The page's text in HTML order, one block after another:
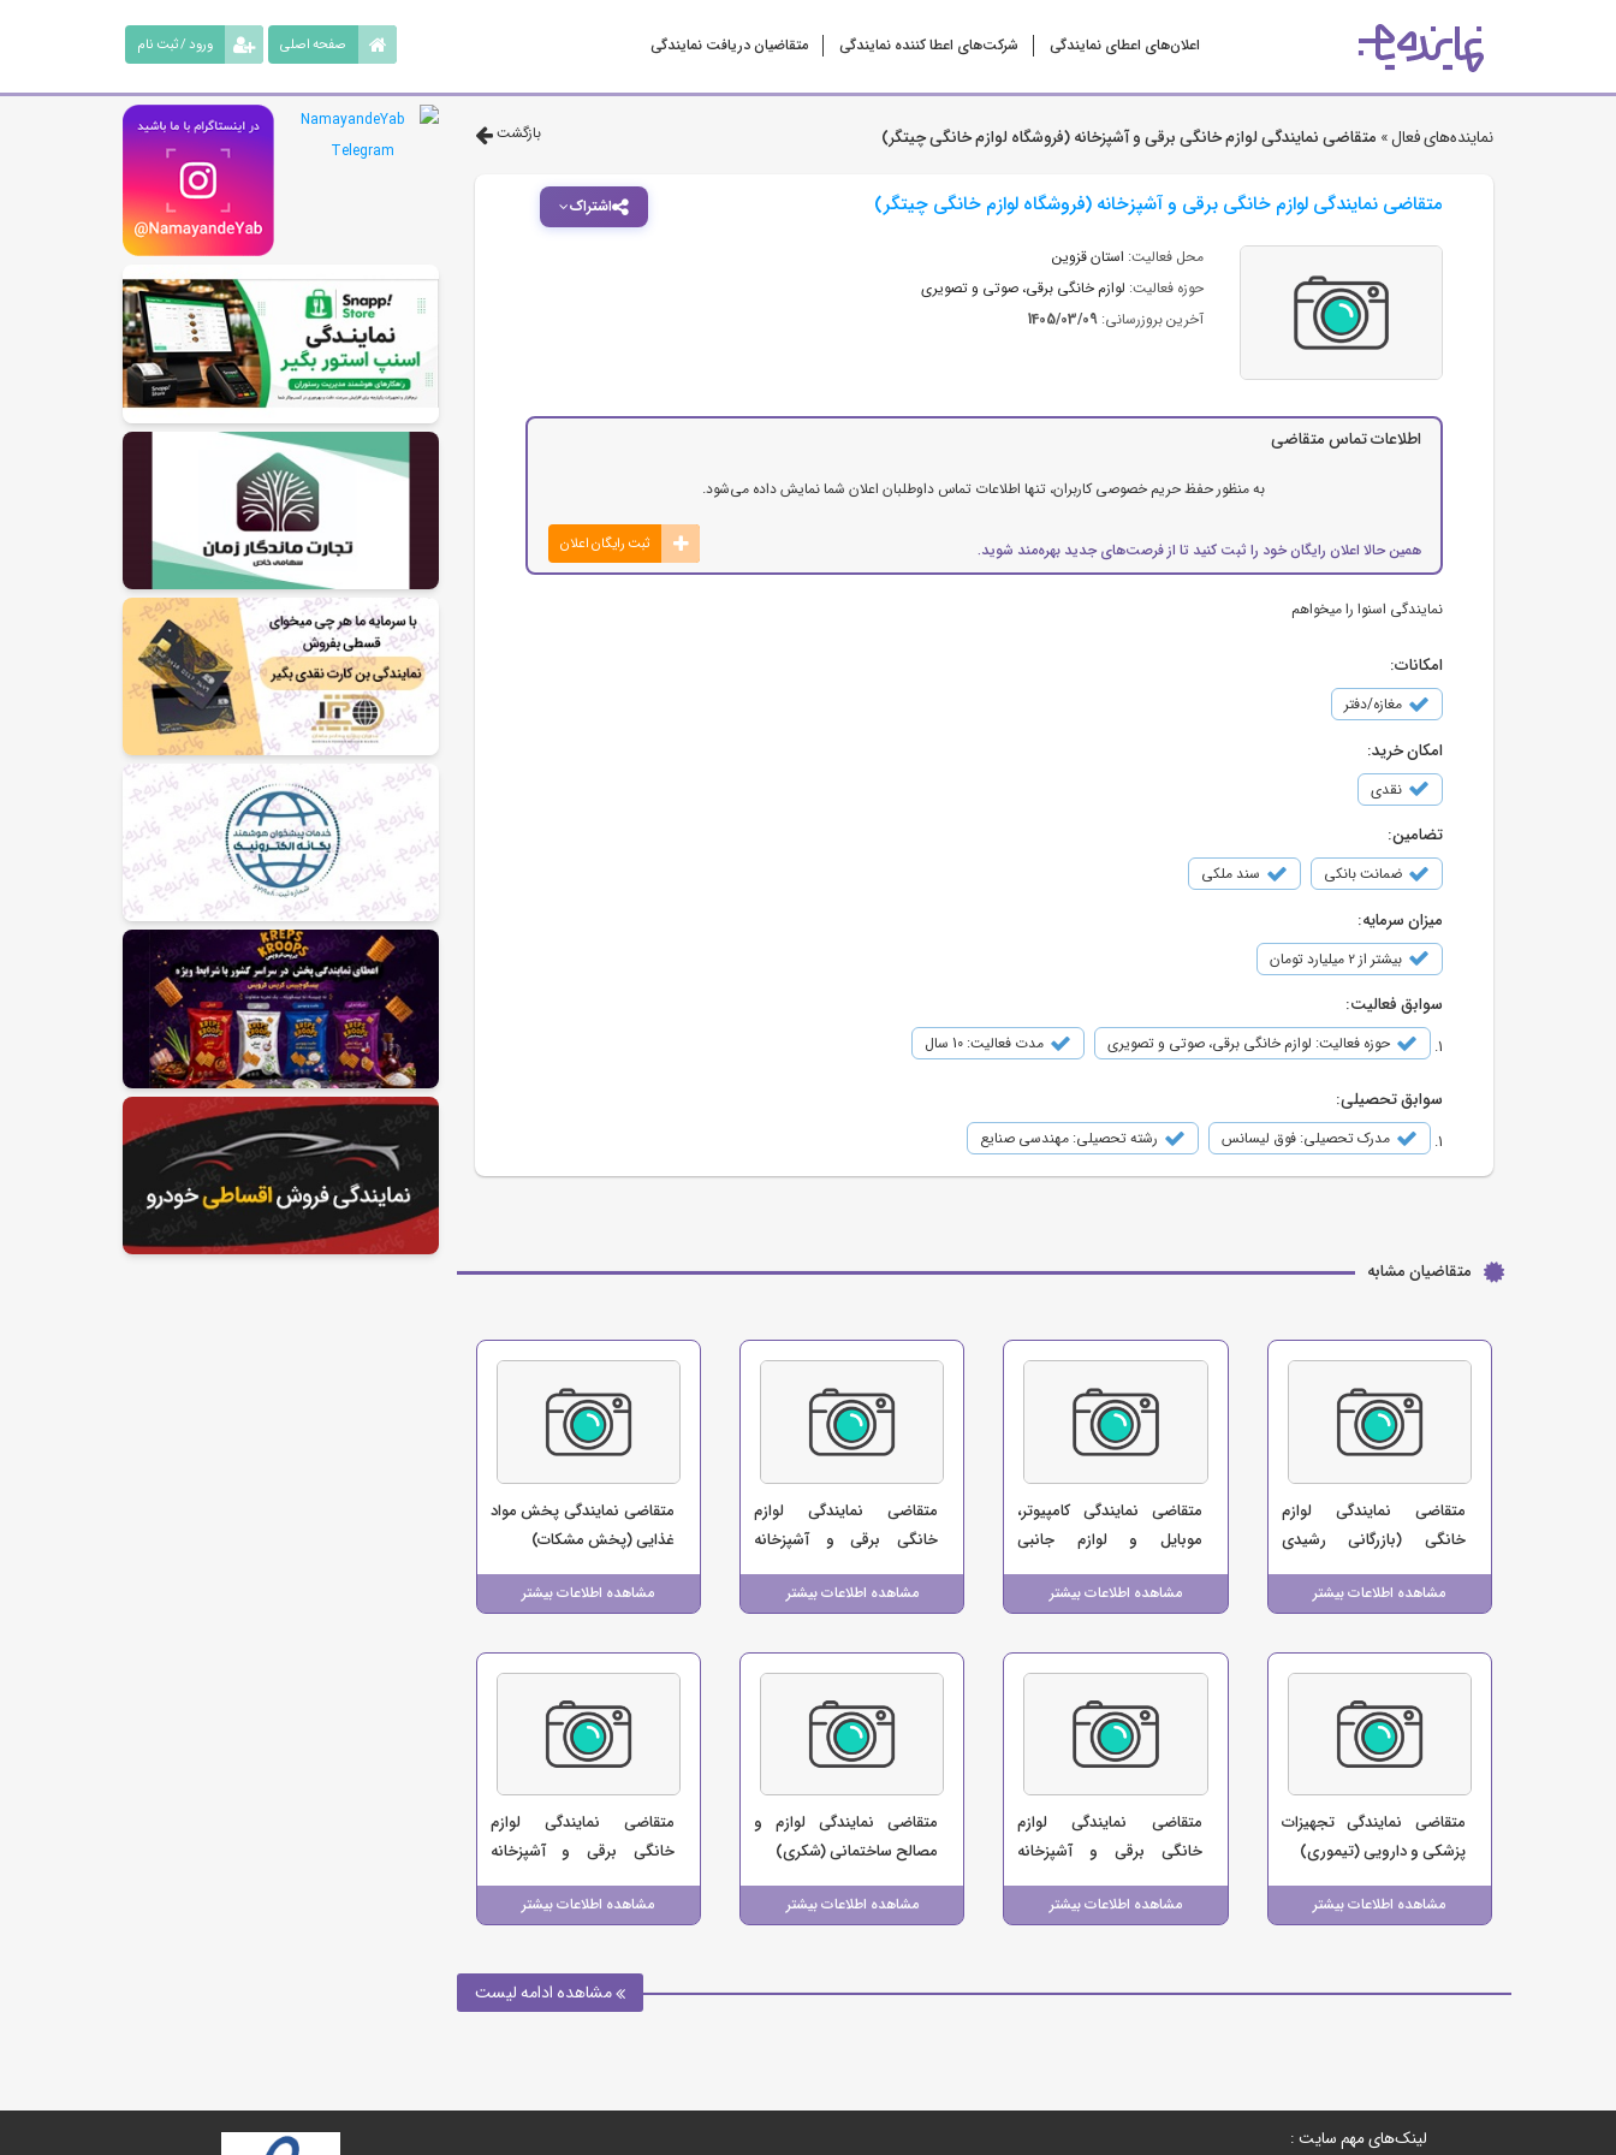
اعلان‌های اعطای نمایندگی شرکت‌‌های اعطا کننده نمایندگی متقاضیان دریافت نمایندگی ورود / ثبت نام صفحه اصلی
نماینده‌های فعال » متقاضی نمایندگی لوازم خانگی برقی و آشپزخانه (فروشگاه لوازم خانگی چیتگر) بازگشت
اشتراک متقاضی نمایندگی لوازم خانگی برقی و آشپزخانه (فروشگاه لوازم خانگی چیتگر)
محل فعالیت: استان قزوین
حوزه فعالیت: لوازم خانگی برقی، صوتی و تصویری
آخرین بروزرسانی: 1405/03/09
اطلاعات تماس متقاضی
به منظور حفظ حریم خصوصی کاربران، تنها اطلاعات تماس داوطلبان اعلان شما نمایش داده می‌شود.
همین حالا اعلان رایگان خود را ثبت کنید تا از فرصت‌های جدید بهره‌مند شوید. ثبت رایگان اعلان
نمایندگی اسنوا را میخواهم
امکانات:
مغازه/دفتر
امکان خرید:
نقدی
تضامین:
ضمانت بانکی سند ملکی
میزان سرمایه:
بیشتر از ۲ میلیارد تومان
سوابق فعالیت:
حوزه فعالیت: لوازم خانگی برقی، صوتی و تصویری مدت فعالیت: 10 سال
سوابق تحصیلی:
مدرک تحصیلی: فوق لیسانس رشته تحصیلی: مهندسی صنایع
متقاضیان مشابه
مشاهده اطلاعات بیشتر
متقاضی نمایندگی لوازم
خانگی (بازرگانی رشیدی
دزفول)
مشاهده اطلاعات بیشتر
متقاضی نمایندگی کامپیوتر،
موبایل و لوازم جانبی
(فروشگاه کافه موبایل)
مشاهده اطلاعات بیشتر
متقاضی نمایندگی لوازم
خانگی برقی و آشپزخانه
(منوچهری)
مشاهده اطلاعات بیشتر
متقاضی نمایندگی پخش مواد
غذایی (پخش مشکات)
مشاهده اطلاعات بیشتر
متقاضی نمایندگی تجهیزات
پزشکی و دارویی (تیموری)
مشاهده اطلاعات بیشتر
متقاضی نمایندگی لوازم
خانگی برقی و آشپزخانه
(بازرگانی لوازم خانگی حمزه
ای)
مشاهده اطلاعات بیشتر
متقاضی نمایندگی لوازم و
مصالح ساختمانی (شکری)
مشاهده اطلاعات بیشتر
متقاضی نمایندگی لوازم
خانگی برقی و آشپزخانه
(سلطانی)
مشاهده ادامه لیست
لینک‌های مهم سایت :